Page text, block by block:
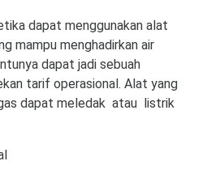
dapat menggunakan alat
mampu menghadirkan air
dapat jadi sebuah
tarif operasional. Alat yang
dapat meledak atau listrik